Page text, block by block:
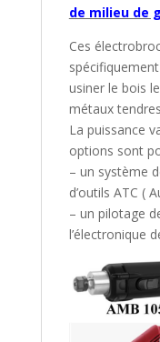
de milieu de
Ces
usiner le bois
métaux
La puissance
options sont
– un système
d’outils ATC (
– un pilotage
l’électronique